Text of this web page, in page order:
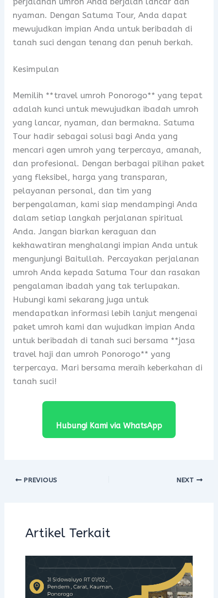
nyaman. Dengan Satuma Tour, Anda dapat
mewujudkan impian Anda untuk beribadah di
tanah suci dengan tenang dan penuh berkah.
Kesimpulan
Memilih **travel umroh Ponorogo** yang tepat
adalah kunci untuk mewujudkan ibadah umroh
yang lancar, nyaman, dan bermakna. Satuma
Tour hadir sebagai solusi bagi Anda yang
mencari agen umroh yang terpercaya, amanah,
dan profesional. Dengan berbagai pilihan paket
yang fleksibel, harga yang transparan,
pelayanan personal, dan tim yang
berpengalaman, kami siap mendampingi Anda
dalam setiap langkah perjalanan spiritual
Anda. Jangan biarkan keraguan dan
kekhawatiran menghalangi impian Anda untuk
mengunjungi Baitullah. Percayakan perjalanan
umroh Anda kepada Satuma Tour dan rasakan
pengalaman ibadah yang tak terlupakan.
Hubungi kami sekarang juga untuk
mendapatkan informasi lebih lanjut mengenai
paket umroh kami dan wujudkan impian Anda
untuk beribadah di tanah suci bersama **jasa
travel haji dan umroh Ponorogo** yang
terpercaya. Mari bersama meraih keberkahan di
tanah suci!
Hubungi Kami via WhatsApp
PREVIOUS NEXT
Artikel Terkait